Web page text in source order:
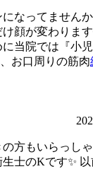
なってません
顔が変わりま
当院では『小
お口周りの筋肉
方もいらっし
士のKです✨